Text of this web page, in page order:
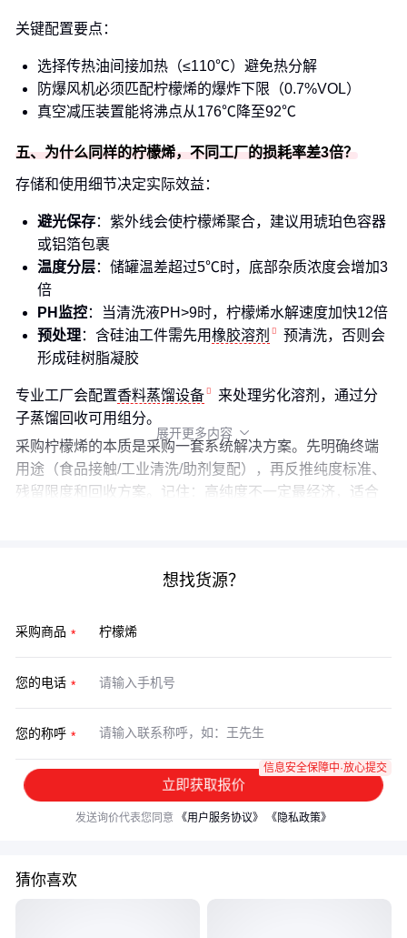
关键配置要点：
选择传热油间接加热（≤110℃）避免热分解
防爆风机必须匹配柠檬烯的爆炸下限（0.7%VOL）
真空减压装置能将沸点从176℃降至92℃
五、为什么同样的柠檬烯，不同工厂的损耗率差3倍？
存储和使用细节决定实际效益：
避光保存：紫外线会使柠檬烯聚合，建议用琥珀色容器
或铝箔包裹
温度分层：储罐温差超过5℃时，底部杂质浓度会增加3
倍
PH监控：当清洗液PH>9时，柠檬烯水解速度加快12倍
预处理：含硅油工件需先用橡胶溶剂
预清洗，否则会
形成硅树脂凝胶
专业工厂会配置香料蒸馏设备
来处理劣化溶剂，通过分
子蒸馏回收可用组分。
采购柠檬烯的本质是采购一套系统解决方案。先明确终端
用途（食品接触/工业清洗/助剂复配），再反推纯度标准、
残留限度和回收方案。记住：高纯度不一定最经济，适合
展开更多内容 
想找货源？
采购商品
您的电话
您的称呼
立即获取报价
信息安全保障中·放心提交
发送询价代表您同意 《用户服务协议》 《隐私政策》
猜你喜欢